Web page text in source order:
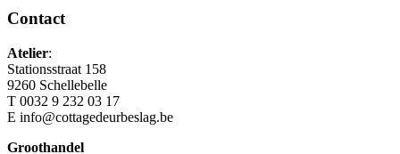
Contact
Atelier:
Stationsstraat 158
9260 Schellebelle
T 0032 9 232 03 17
E info@cottagedeurbeslag.be
Groothandel